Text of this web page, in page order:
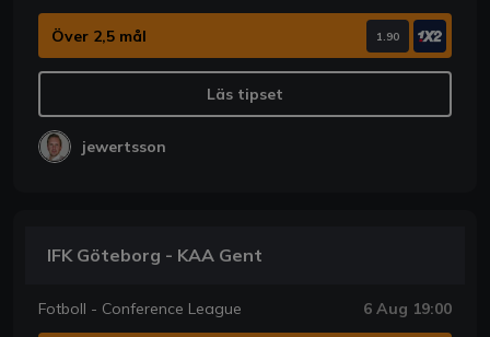
Över 2,5 mål 1.90
Läs tipset
jewertsson
IFK Göteborg - KAA Gent
Fotboll - Conference League 6 Aug 19:00